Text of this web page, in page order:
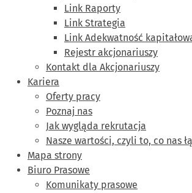
Link Raporty
Link Strategia
Link Adekwatność
Rejestr akcjonariuszy
Kontakt dla Akcjonariuszy
Kariera
Oferty pracy
Poznaj nas
Jak wygląda rekrutacja
Nasze wartości, czyli to, co nas
Mapa strony
Biuro Prasowe
Komunikaty prasowe